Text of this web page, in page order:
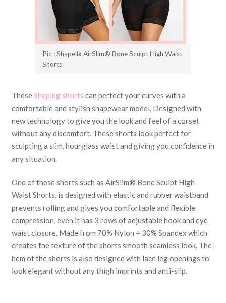
Pic : Shapellx AirSlim® Bone Sculpt High Waist
Shorts
These Shaping shorts can perfect your curves with a
comfortable and stylish shapewear model. Designed with
new technology to give you the look and feel of a corset
without any discomfort. These shorts look perfect for
sculpting a slim, hourglass waist and giving you confidence in
any situation.
One of these shorts such as AirSlim® Bone Sculpt High
Waist Shorts, is designed with elastic and rubber waistband
prevents rolling and gives you comfortable and flexible
compression,even it has 3 rows of adjustable hook and eye
waist closure. Made from 70% Nylon + 30% Spandex which
creates the texture of the shorts smooth seamless look. The
hem of the shorts is also designed with lace leg openings to
look elegant without any thigh imprints and anti-slip.